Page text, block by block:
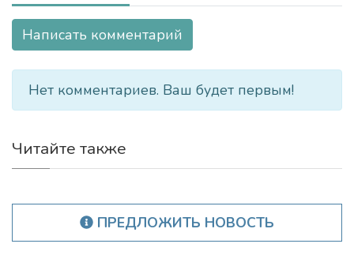
Написать комментарий
Нет комментариев. Ваш будет первым!
Читайте также
ПРЕДЛОЖИТЬ НОВОСТЬ